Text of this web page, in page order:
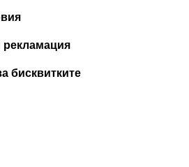
рекламация
бисквитките